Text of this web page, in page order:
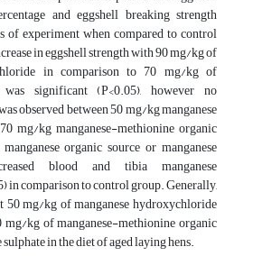
and eggshell breaking strength
of experiment when compared to control
in eggshell strength with 90 mg/kg of
in comparison to 70 mg/kg of
was significant (P<0.05), however no
observed between 50 mg/kg manganese
mg/kg manganese-methionine organic
organic source or manganese
blood and tibia manganese
in comparison to control group. Generally,
50 mg/kg of manganese hydroxychloride
mg/kg of manganese-methionine organic
in the diet of aged laying hens.